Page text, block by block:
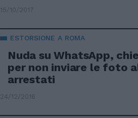
15/10/2017
ESTORSIONE A ROMA
Nuda su WhatsApp,
per non inviare le foto
arrestati
24/12/2016